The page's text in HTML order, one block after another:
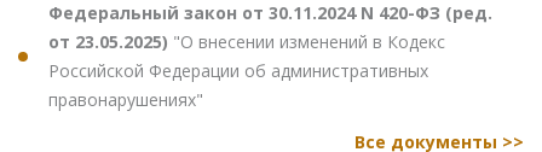
Федеральный закон от 30.11.2024 N 420-ФЗ (ред.
от 23.05.2025) "О внесении изменений в Кодекс
Российской Федерации об административных
правонарушениях"
Все документы >>